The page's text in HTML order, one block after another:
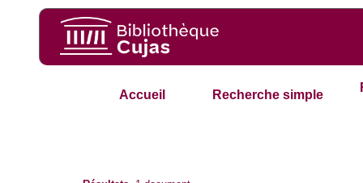
Accueil Recherche simple